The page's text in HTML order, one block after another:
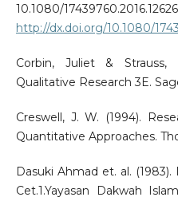
10.1080/
http://dx.doi.org/10.1080/
Corbin, Juliet &
Qualitative Research 3E.
Creswell, J. W. (1994).
Quantitative Approaches.
Dasuki Ahmad et. al.
Cet.1.Yayasan Dakwah